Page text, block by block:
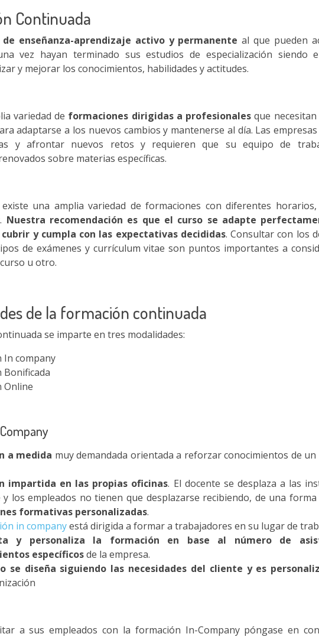
Continuada
de enseñanza-aprendizaje activo y permanenteal que pueden
vez hayan terminado sus estudios de especialización siendo
y mejorar los conocimientos, habilidades y actitudes.
variedad de formaciones dirigidas a profesionales que
adaptarse a los nuevos cambios y mantenerse al día. Las
y afrontar nuevos retos y requieren que su equipo de
sobre materias específicas.
una amplia variedad de formaciones con diferentes
Nuestra recomendación es que el curso se adapte
cubrir y cumpla con las expectativas decididas. Consultar con los
de exámenes y currículum vitae son puntos importantes a
u otro.
de la formación continuada
se imparte en tres modalidades:
In company
Bonificada
Online
a medida muy demandada orientada a reforzar conocimientos de un
impartida en las propias oficinas. El docente se desplaza a las
y los empleados no tienen que desplazarse recibiendo, de una forma
formativas personalizadas.
in companyestá dirigida a formar a trabajadores en su lugar de
y personaliza la formación en base al número de
específicosde la empresa.
se diseña siguiendo las necesidades del cliente y es
a sus empleados con la formación In-Company póngase en